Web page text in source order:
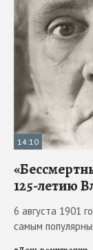
14:10
125-летию
6 августа 1901
самым